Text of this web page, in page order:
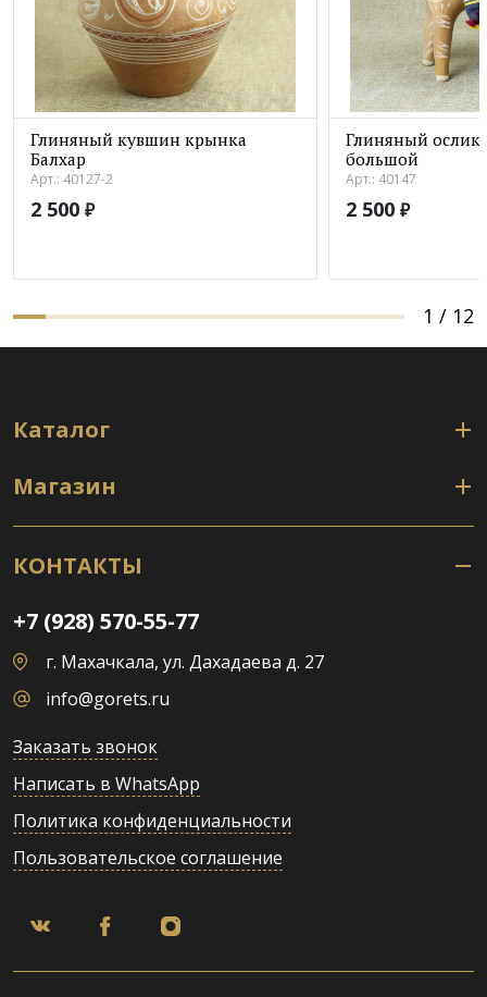
Глиняный кувшин крынка
Балхар
Арт.: 40127-2
2 500 ₽
Глиняный ослик
большой
Арт.: 40147
2 500 ₽
1 / 12
Каталог
Магазин
КОНТАКТЫ
+7 (928) 570-55-77
г. Махачкала, ул. Дахадаева д. 27
info@gorets.ru
Заказать звонок
Написать в WhatsApp
Политика конфиденциальности
Пользовательское соглашение